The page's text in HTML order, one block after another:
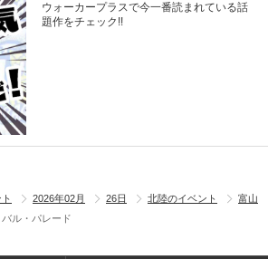
ウォーカープラスで今一番読まれている話
題作をチェック!!
2026年02月 26日 北陸のイベント
富山
ル・パレード